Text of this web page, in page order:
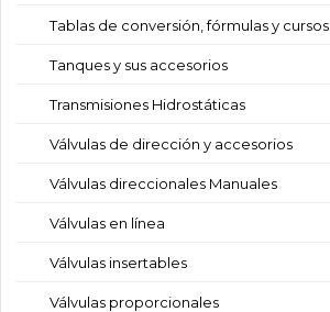
Tablas de conversión, fórmulas y cursos
Tanques y sus accesorios
Transmisiones Hidrostáticas
Válvulas de dirección y accesorios
Válvulas direccionales Manuales
Válvulas en línea
Válvulas insertables
Válvulas proporcionales